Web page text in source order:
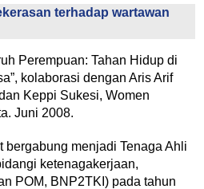
terhadap wartawan
Perempuan: Tahan Hidup di
kolaborasi dengan Aris Arif
Keppi Sukesi, Women
Juni 2008.
bergabung menjadi Tenaga Ahli
ketenagakerjaan,
POM, BNP2TKI) pada tahun